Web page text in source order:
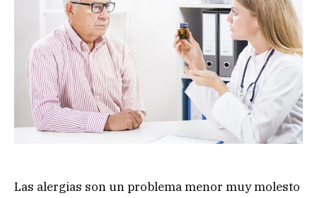
Las alergias son un problema menor muy molesto